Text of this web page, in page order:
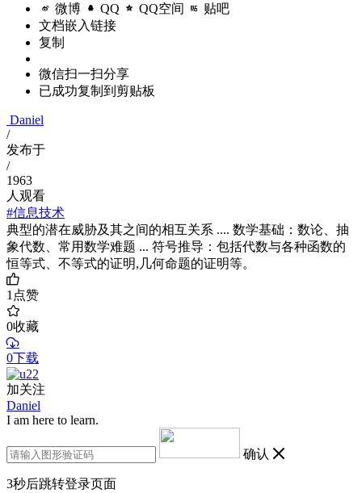
微博 QQ QQ空间 贴吧
文档嵌入链接
复制
微信扫一扫分享
已成功复制到剪贴板
Daniel
/
发布于
/
1963
人观看
#信息技术
典型的潜在威胁及其之间的相互关系 .... 数学基础：数论、抽
象代数、常用数学难题 ... 符号推导：包括代数与各种函数的
恒等式、不等式的证明,几何命题的证明等。
1点赞
0收藏
0下载
加关注
Daniel
I am here to learn.
确认
3秒后跳转登录页面